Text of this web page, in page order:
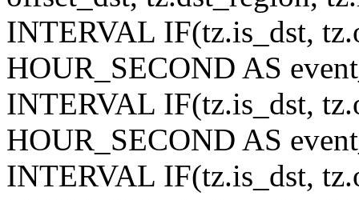
INTERVAL IF(tz.is_dst,
HOUR_SECOND AS
INTERVAL IF(tz.is_dst,
HOUR_SECOND AS
INTERVAL IF(tz.is_dst,